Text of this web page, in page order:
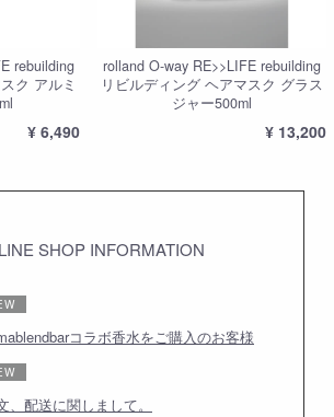
rebuilding
ク アルミ
¥ 6,490
rolland O-way RE>>LIFE rebuilding
リビルディング ヘアマスク グラス
ジャー500ml
¥ 13,200
SHOP INFORMATION
コラボ香水をご購入のお客様
配送に関しまして。